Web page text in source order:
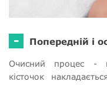
- Попередній і
Очисний процес -
кісточок